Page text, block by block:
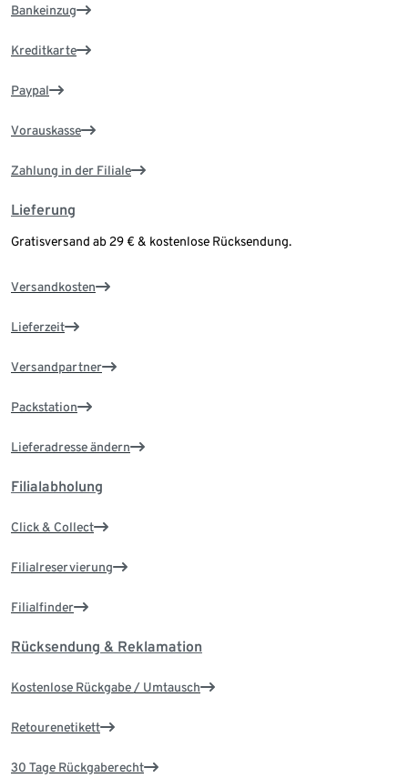
Bankeinzug
Kreditkarte
Paypal
Vorauskasse
Zahlung in der Filiale
Lieferung
Gratisversand ab 29 € & kostenlose Rücksendung.
Versandkosten
Lieferzeit
Versandpartner
Packstation
Lieferadresse ändern
Filialabholung
Click & Collect
Filialreservierung
Filialfinder
Rücksendung & Reklamation
Kostenlose Rückgabe / Umtausch
Retourenetikett
30 Tage Rückgaberecht